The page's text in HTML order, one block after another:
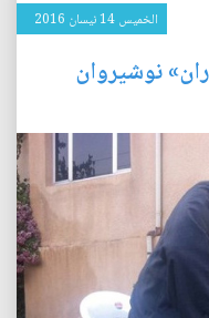
الخميس 14 نيسان 2016
نوشيروان